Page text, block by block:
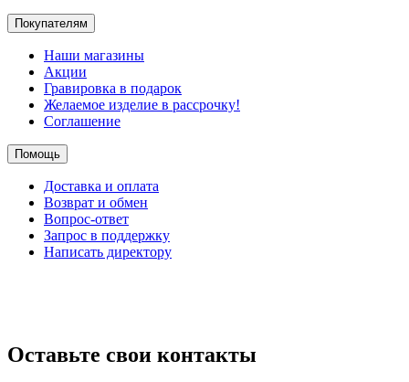
Покупателям
Наши магазины
Акции
Гравировка в подарок
Желаемое изделие в рассрочку!
Соглашение
Помощь
Доставка и оплата
Возврат и обмен
Вопрос-ответ
Запрос в поддержку
Написать директору
Оставьте свои контакты